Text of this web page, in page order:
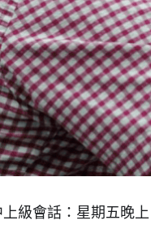
級會話：星期五晚上